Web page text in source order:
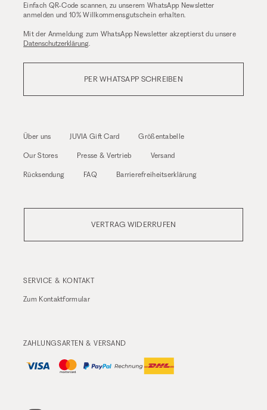
Einfach QR-Code scannen, zu unserem WhatsApp Newsletter
anmelden und 10% Willkommensgutschein erhalten.
Mit der Anmeldung zum WhatsApp Newsletter akzeptierst du unsere
Datenschutzerklärung.
PER WHATSAPP SCHREIBEN
Über uns JUVIA Gift Card Größentabelle
Our Stores Presse & Vertrieb Versand
Rücksendung FAQ Barrierefreiheitserklärung
VERTRAG WIDERRUFEN
SERVICE & KONTAKT
Zum Kontaktformular
ZAHLUNGSARTEN & VERSAND